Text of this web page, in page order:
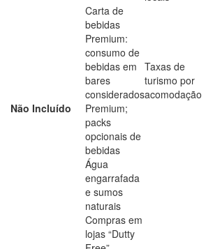
Não Incluído
Carta de
bebidas
Premium:
consumo de
bebidas em
bares
considerados
Premium;
packs
opcionais de
bebidas
Taxas de
turismo por
acomodação
Água
engarrafada
e sumos
naturais
Compras em
lojas “Dutty